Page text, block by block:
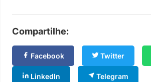
Compartilhe:
Facebook Twitter
LinkedIn Telegram